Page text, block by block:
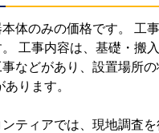
体のみの価格です。 工
工事内容は、基礎・搬
などがあり、設置場所
ります。
ティアでは、現地調査